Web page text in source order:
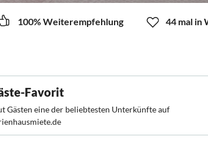
100% Weiterempfehlung 44 mal in
Favorit
Gästen eine der beliebtesten Unterkünfte auf